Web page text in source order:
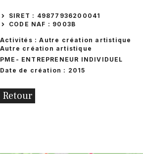
SIRET : 49877936200041
CODE NAF : 9003B
Activités : Autre création artistique
Autre création artistique
PME - ENTREPRENEUR INDIVIDUEL
Date de création : 2015
Retour